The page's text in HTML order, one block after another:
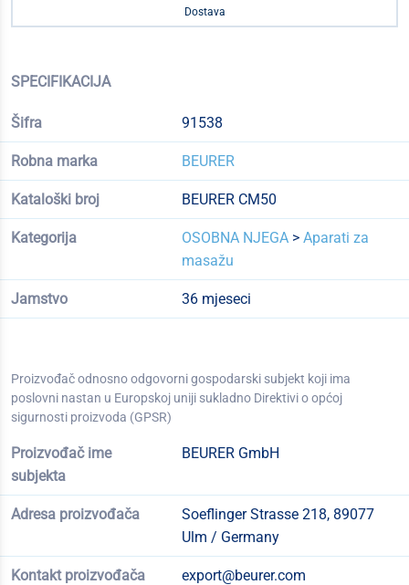
Dostava
SPECIFIKACIJA
Šifra 91538
Robna marka BEURER
Kataloški broj BEURER CM50
Kategorija OSOBNA NJEGA> Aparati za
masažu
Jamstvo 36 mjeseci
Proizvođač odnosno odgovorni gospodarski subjekt koji ima
poslovni nastan u Europskoj uniji sukladno Direktivi o općoj
sigurnosti proizvoda (GPSR)
Proizvođač ime
subjekta
BEURER GmbH
Adresa proizvođača
Soeflinger Strasse 218, 89077
Ulm / Germany
Kontakt proizvođača export@beurer.com